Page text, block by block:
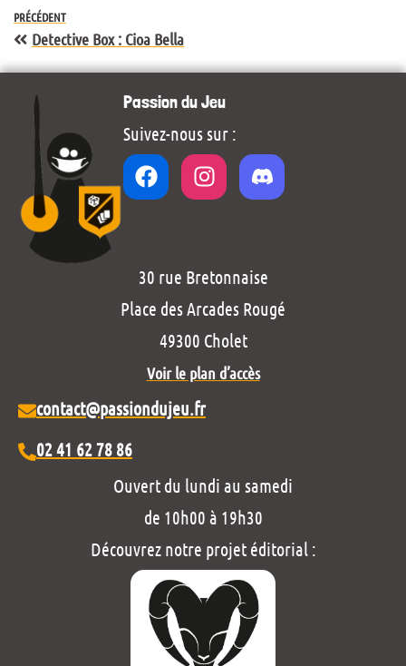
PRÉCÉDENT
Detective Box : Cioa Bella
Passion du Jeu
Suivez-nous sur :
30 rue Bretonnaise
Place des Arcades Rougé
49300 Cholet
Voir le plan d’accès
contact@passiondujeu.fr
02 41 62 78 86
Ouvert du lundi au samedi
de 10h00 à 19h30
Découvrez notre projet éditorial :